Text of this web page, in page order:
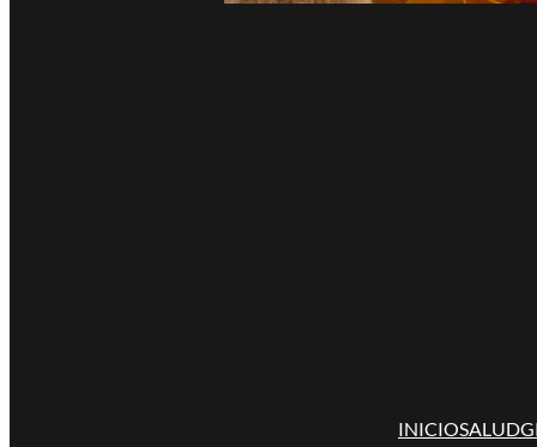
INICIOSALUD